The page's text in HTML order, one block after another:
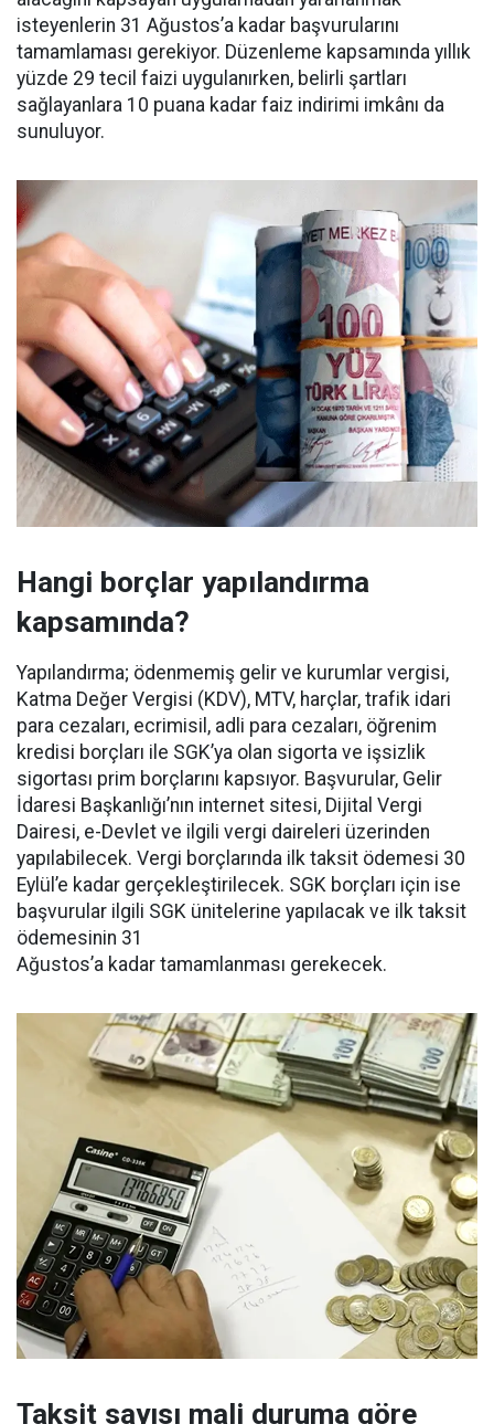
isteyenlerin 31 Ağustos’a kadar başvurularını
tamamlaması gerekiyor. Düzenleme kapsamında yıllık
yüzde 29 tecil faizi uygulanırken, belirli şartları
sağlayanlara 10 puana kadar faiz indirimi imkânı da
sunuluyor.
Hangi borçlar yapılandırma
kapsamında?
Yapılandırma; ödenmemiş gelir ve kurumlar vergisi,
Katma Değer Vergisi (KDV), MTV, harçlar, trafik idari
para cezaları, ecrimisil, adli para cezaları, öğrenim
kredisi borçları ile SGK’ya olan sigorta ve işsizlik
sigortası prim borçlarını kapsıyor. Başvurular, Gelir
İdaresi Başkanlığı’nın internet sitesi, Dijital Vergi
Dairesi, e-Devlet ve ilgili vergi daireleri üzerinden
yapılabilecek. Vergi borçlarında ilk taksit ödemesi 30
Eylül’e kadar gerçekleştirilecek. SGK borçları için ise
başvurular ilgili SGK ünitelerine yapılacak ve ilk taksit
ödemesinin 31
Ağustos’a kadar tamamlanması gerekecek.
Taksit sayısı mali duruma göre